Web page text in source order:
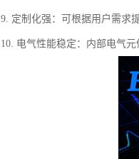
9. 定制化强：可根据用户需求
10. 电气性能稳定：内部电气